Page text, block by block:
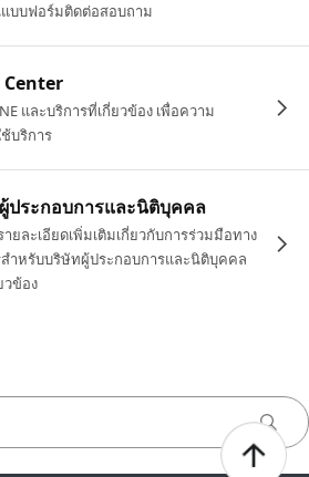
บบฟอร์มติดต่อสอบถาม
Center
และบริการที่เกี่ยวข้อง เพื่อความ
บริการ
ประกอบการและนิติบุคคล
ยละเอียดเพิ่มเติมเกี่ยวกับการร่วมมือทาง
ำหรับบริษัทผู้ประกอบการและนิติบุคคล
วข้อง